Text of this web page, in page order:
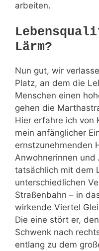
arbeiten.
Lärm?
Nun gut, wir
Platz, an dem die
Menschen einen
gehen die
Hier erfahre ich von
mein anfänglicher
ernstzunehmenden
Anwohnerinnen
tatsächlich mit dem
unterschiedlichen
Straßenbahn – in
wirkende Viertel
Die eine stört er,
Schwenk nach
entlang zu dem